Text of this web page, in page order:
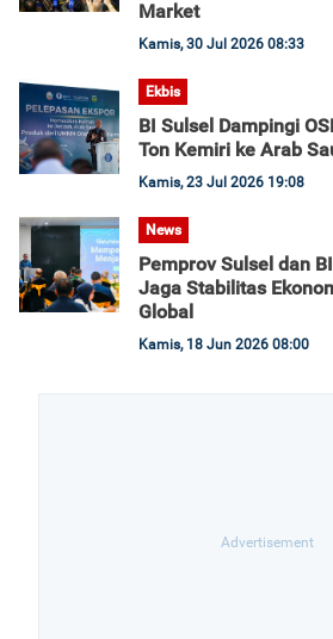
Market
Kamis, 30 Jul 2026 08:33
Ekbis
BI Sulsel Dampingi
Ton Kemiri ke Arab
Kamis, 23 Jul 2026 19:08
News
Pemprov Sulsel dan
Jaga Stabilitas
Global
Kamis, 18 Jun 2026 08:00